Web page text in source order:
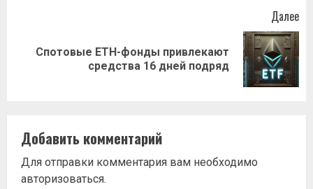
Далее
Следующая
Спотовые ETH-фонды привлекают
средства 16 дней подряд
Добавить комментарий
Для отправки комментария вам необходимо
авторизоваться.